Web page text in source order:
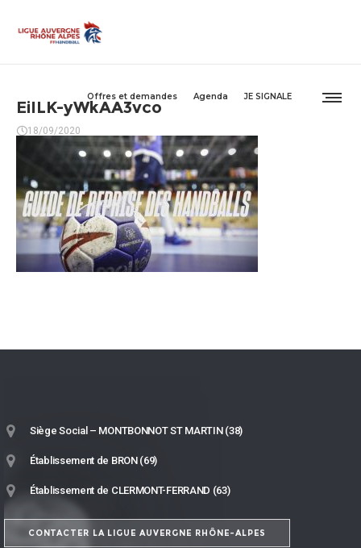
Offres et demandes Agenda JE SIGNALE
EiILK-yWkAA3vco
18/09/2020
Siège Social – MONTBONNOT ST MARTIN (38)
Établissement de BRON (69)
Établissement de CLERMONT-FERRAND (63)
CONTACTER LA LIGUE AUVERGNE RHÔNE-ALPES